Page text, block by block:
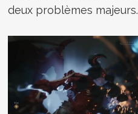
deux problèmes majeurs.